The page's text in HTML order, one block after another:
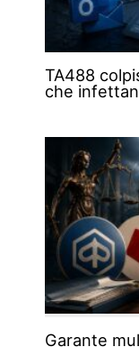
TA488
che
Garante